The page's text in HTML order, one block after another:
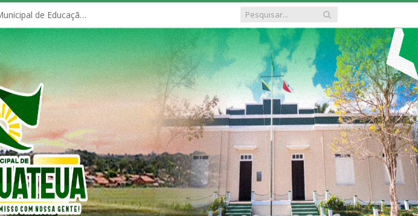
Políticas Municipais aprovadas pelo Conselho Municipal de Educação (CME)